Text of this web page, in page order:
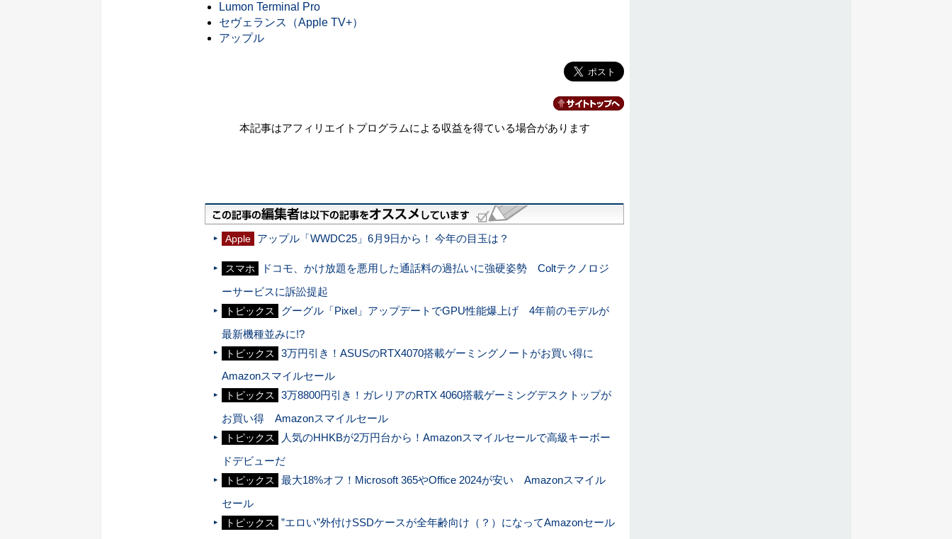
Lumon Terminal Pro
セヴェランス（Apple TV+）
アップル
本記事はアフィリエイトプログラムによる収益を得ている場合があります
Apple アップル「WWDC25」6月9日から！ 今年の目玉は？
スマホ
ドコモ、かけ放題を悪用した通話料の過払いに強硬姿勢 Coltテクノロジ
ーサービスに訴訟提起
トピックス
グーグル「Pixel」アップデートでGPU性能爆上げ 4年前のモデルが
最新機種並みに!?
トピックス
3万円引き！ASUSのRTX4070搭載ゲーミングノートがお買い得に
Amazonスマイルセール
トピックス
3万8800円引き！ガレリアのRTX 4060搭載ゲーミングデスクトップが
お買い得 Amazonスマイルセール
トピックス
人気のHHKBが2万円台から！Amazonスマイルセールで高級キーボー
ドデビューだ
トピックス
最大18%オフ！Microsoft 365やOffice 2024が安い Amazonスマイル
セール
トピックス
”エロい”外付けSSDケースが全年齢向け（？）になってAmazonセール